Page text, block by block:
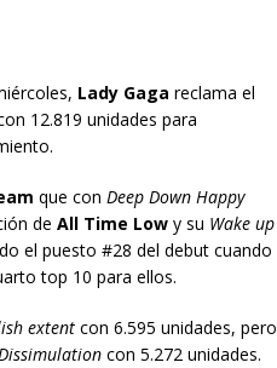
Lady Gaga reclama el
12.819 unidades para
que con Deep Down Happy
de All Time Low y su Wake up
el puesto #28 del debut cuando
top 10 para ellos.
extentcon 6.595 unidades, pero
con 5.272 unidades.